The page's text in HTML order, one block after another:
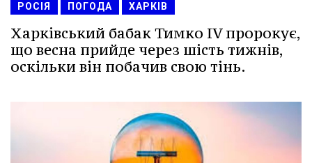
РОСІЯ ПОГОДА ХАРКІВ
Харківський бабак Тимко IV пророкує,
що весна прийде через шість тижнів,
оскільки він побачив свою тінь.